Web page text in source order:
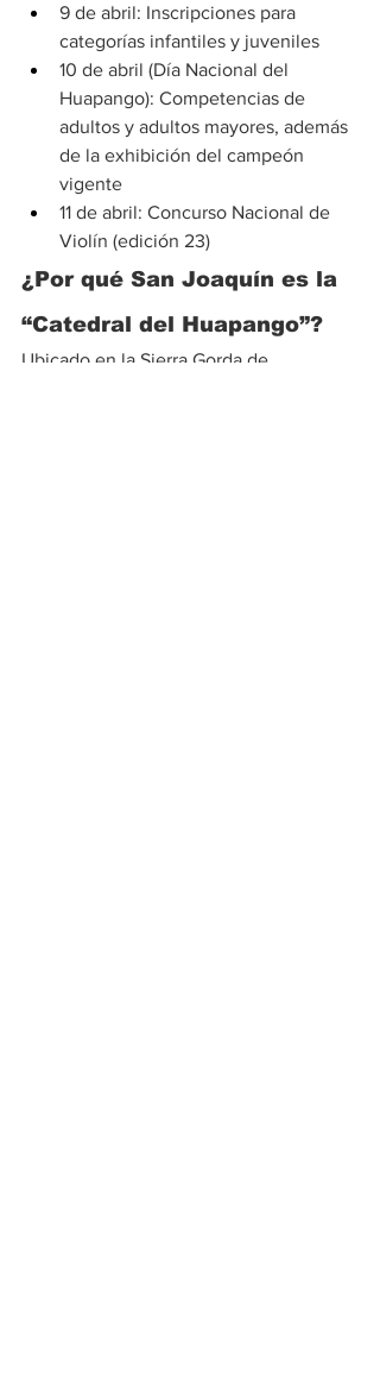
9 de abril: Inscripciones para
categorías infantiles y juveniles
10 de abril (Día Nacional del
Huapango): Competencias de
adultos y adultos mayores, además
de la exhibición del campeón
vigente
11 de abril: Concurso Nacional de
Violín (edición 23)
¿Por qué San Joaquín es la
“Catedral del Huapango”?
Ubicado en la Sierra Gorda de